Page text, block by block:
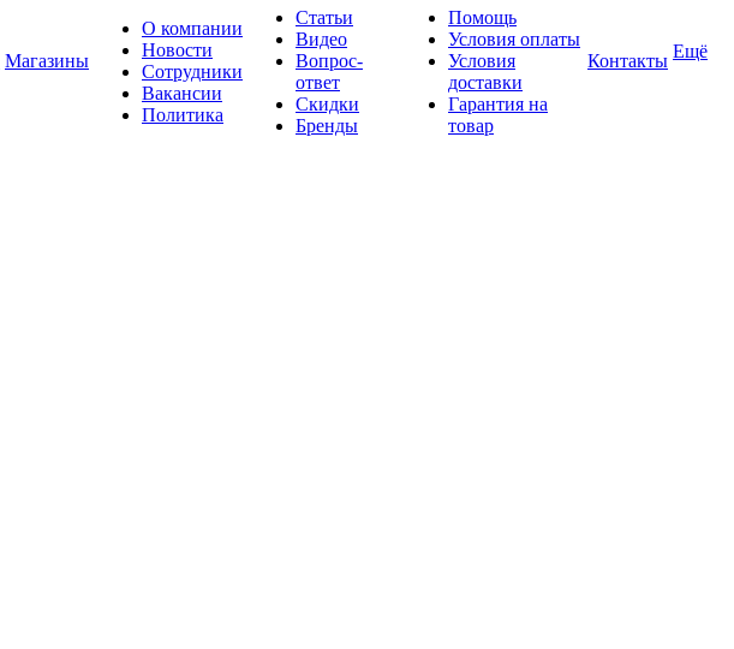
Магазины
О компании
Новости
Сотрудники
Вакансии
Политика
Статьи
Видео
Вопрос-
ответ
Скидки
Бренды
Помощь
Условия оплаты
Условия
доставки
Гарантия на
товар
Контакты Ещё